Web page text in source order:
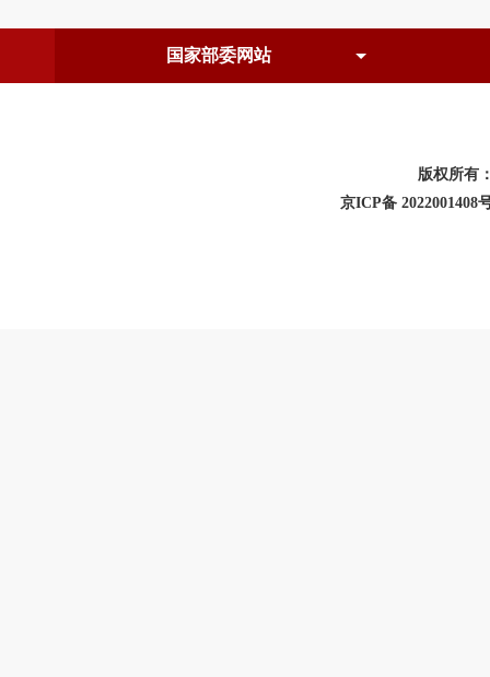
版权所有
京ICP备 2022001408